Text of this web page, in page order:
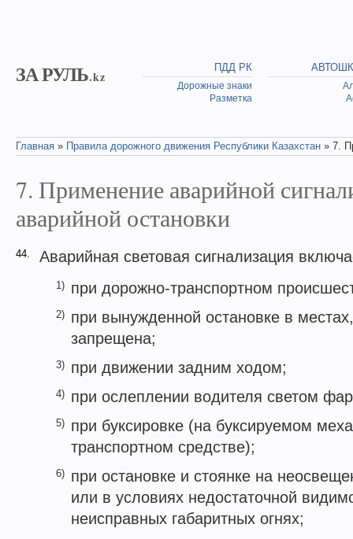
ЗА РУЛЬ.kz
ПДД РК
Дорожные знаки
Разметка
Главная » Правила дорожного движения Республики Казахстан » 7.
7. Применение аварийной
аварийной остановки
44. Аварийная световая сигнализация
1) при дорожно-транспортном
2) при вынужденной остановке в
запрещена;
3) при движении задним ходом;
4) при ослеплении водителя светом
5) при буксировке (на буксируемом
транспортном средстве);
6) при остановке и стоянке на
или в условиях недостаточной
неисправных габаритных огнях;